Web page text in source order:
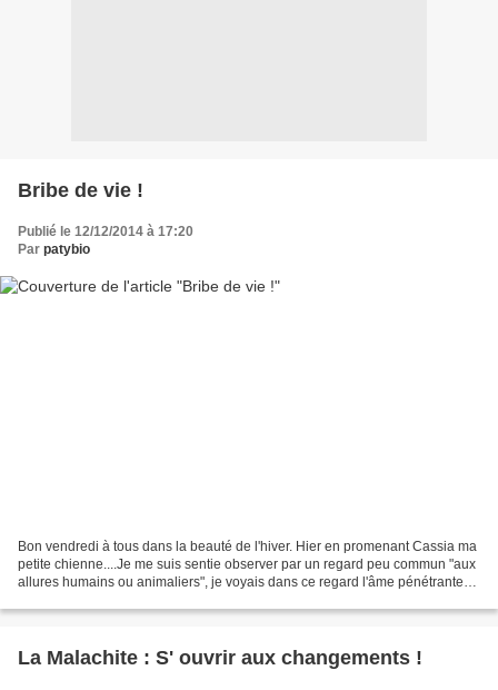
Bribe de vie !
Publié le 12/12/2014 à 17:20
Par patybio
Bon vendredi à tous dans la beauté de l'hiver. Hier en promenant Cassia ma
petite chienne....Je me suis sentie observer par un regard peu commun "aux
allures humains ou animaliers", je voyais dans ce regard l'âme pénétrante
La Malachite : S' ouvrir aux changements !